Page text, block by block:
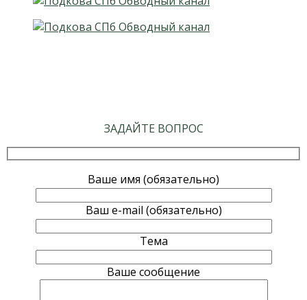
ЗАДАЙТЕ ВОПРОС
Ваше имя (обязательно)
Ваш e-mail (обязательно)
Тема
Ваше сообщение